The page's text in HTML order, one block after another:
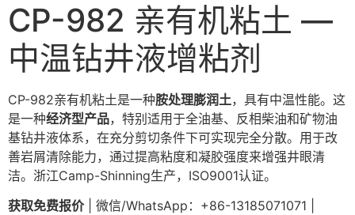
CP-982 亲有机粘土 —
中温钻井液增粘剂
CP-982亲有机粘土是一种胺处理膨润土，具有中温性能。这
是一种经济型产品，特别适用于全油基、反相柴油和矿物油
基钻井液体系，在充分剪切条件下可实现完全分散。用于改
善岩屑清除能力，通过提高粘度和凝胶强度来增强井眼清
洁。浙江Camp-Shinning生产，ISO9001认证。
获取免费报价| 微信/WhatsApp：+86-13185071071 |